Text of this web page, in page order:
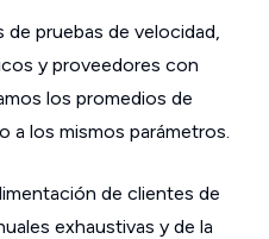
pruebas de velocidad,
y proveedores con
los promedios de
a los mismos parámetros.
de clientes de
exhaustivas y de la